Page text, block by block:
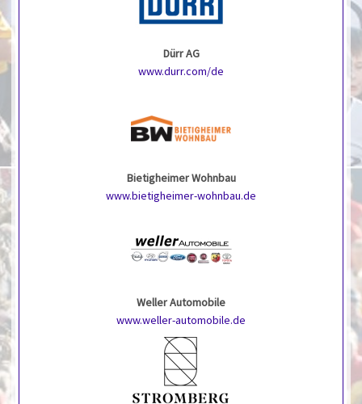
Dürr AG
www.durr.com/de
Bietigheimer Wohnbau
www.bietigheimer-wohnbau.de
Weller Automobile
www.weller-automobile.de